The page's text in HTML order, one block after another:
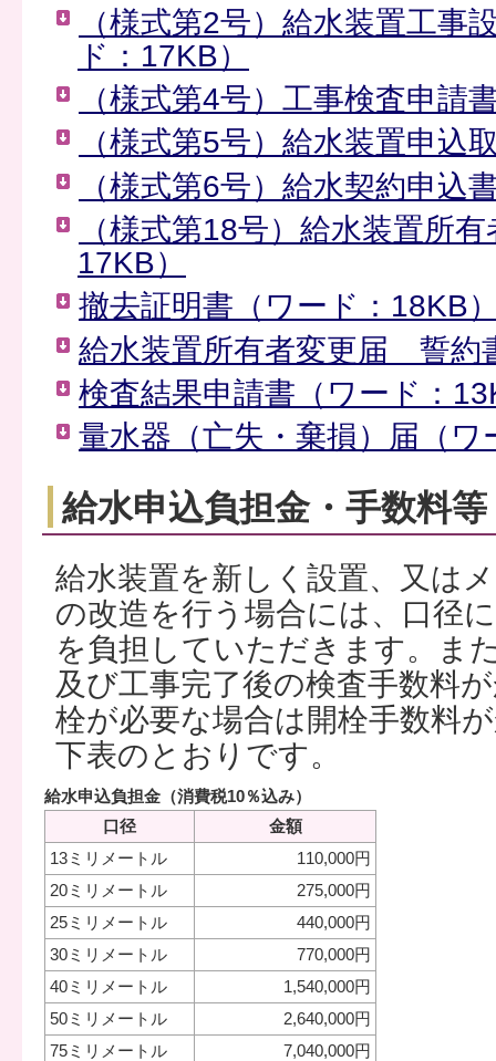
（様式第2号）給水装置工事
ド：17KB）
（様式第4号）工事検査申請
（様式第5号）給水装置申込
（様式第6号）給水契約申込
（様式第18号）給水装置所
17KB）
撤去証明書（ワード：18KB
給水装置所有者変更届 誓約
検査結果申請書（ワード：
量水器（亡失・棄損）届（ワ
給水申込負担金・手数料等
給水装置を新しく設置、又は
の改造を行う場合には、口径
を負担していただきます。ま
及び工事完了後の検査手数料
栓が必要な場合は開栓手数料
下表のとおりです。
給水申込負担金（消費税10％込み）
口径
金額
13ミリメートル
110,000円
20ミリメートル
275,000円
25ミリメートル
440,000円
30ミリメートル
770,000円
40ミリメートル
1,540,000円
50ミリメートル
2,640,000円
75ミリメートル
7,040,000円